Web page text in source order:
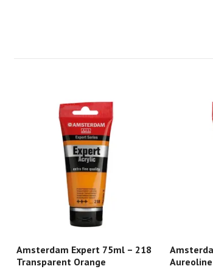
Amsterdam Expert 75ml – 218
Transparent Orange
Aureoline